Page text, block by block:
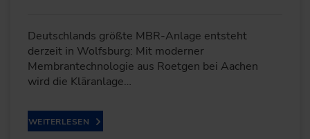
Deutschlands größte MBR-Anlage entsteht
derzeit in Wolfsburg: Mit moderner
Membrantechnologie aus Roetgen bei Aachen
wird die Kläranlage…
WEITERLESEN